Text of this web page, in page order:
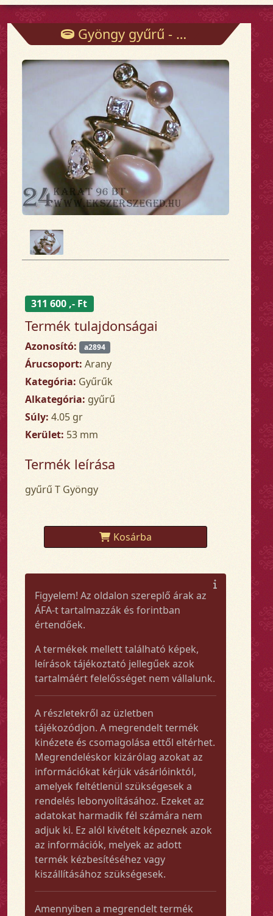
Gyöngy gyűrű - Gyűrűk - Arany és ezüst ékszerek
311 600 ,- Ft
Termék tulajdonságai
Azonosító: a2894
Árucsoport: Arany
Kategória: Gyűrűk
Alkategória: gyűrű
Súly: 4.05 gr
Kerület: 53 mm
Termék leírása
gyűrű T Gyöngy
Kosárba
Figyelem! Az oldalon szereplő árak az
ÁFA-t tartalmazzák és forintban
értendőek.
A termékek mellett található képek,
leírások tájékoztató jellegűek azok
tartalmáért felelősséget nem vállalunk.
A részletekről az üzletben
tájékozódjon. A megrendelt termék
kinézete és csomagolása ettől eltérhet.
Megrendeléskor kizárólag azokat az
információkat kérjük vásárlóinktól,
amelyek feltétlenül szükségesek a
rendelés lebonyolításához. Ezeket az
adatokat harmadik fél számára nem
adjuk ki. Ez alól kivételt képeznek azok
az információk, melyek az adott
termék kézbesítéséhez vagy
kiszállításához szükségesek.
Amennyiben a megrendelt termék